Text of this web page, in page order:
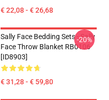
€ 22,08 - € 26,68
Sally Face Bedding Sets - Sally
Face Throw Blanket RB0106
[ID8903]
€ 31,28 - € 59,80
-20%